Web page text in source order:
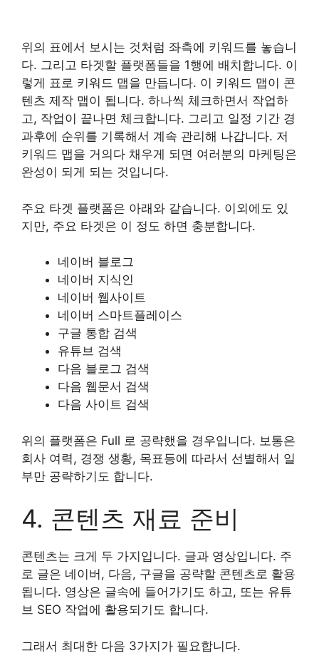
위의 표에서 보시는 것처럼 좌측에 키워드를 놓습니
다. 그리고 타겟할 플랫폼들을 1행에 배치합니다. 이
렇게 표로 키워드 맵을 만듭니다. 이 키워드 맵이 콘
텐츠 제작 맵이 됩니다. 하나씩 체크하면서 작업하
고, 작업이 끝나면 체크합니다. 그리고 일정 기간 경
과후에 순위를 기록해서 계속 관리해 나갑니다. 저
키워드 맵을 거의다 채우게 되면 여러분의 마케팅은
완성이 되게 되는 것입니다.
주요 타겟 플랫폼은 아래와 같습니다. 이외에도 있
지만, 주요 타겟은 이 정도 하면 충분합니다.
네이버 블로그
네이버 지식인
네이버 웹사이트
네이버 스마트플레이스
구글 통합 검색
유튜브 검색
다음 블로그 검색
다음 웹문서 검색
다음 사이트 검색
위의 플랫폼은 Full 로 공략했을 경우입니다. 보통은
회사 여력, 경쟁 생황, 목표등에 따라서 선별해서 일
부만 공략하기도 합니다.
4. 콘텐츠 재료 준비
콘텐츠는 크게 두 가지입니다. 글과 영상입니다. 주
로 글은 네이버, 다음, 구글을 공략할 콘텐츠로 활용
됩니다. 영상은 글속에 들어가기도 하고, 또는 유튜
브 SEO 작업에 활용되기도 합니다.
그래서 최대한 다음 3가지가 필요합니다.